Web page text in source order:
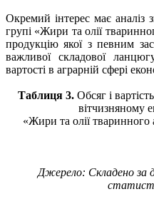
Окремий інтерес має аналіз
групі «Жири та олії
продукцію якої з певним
важливої складової
вартості в аграрній сфері
Таблиця 3. Обсяг і
вітчизняному
«Жири та олії
Джерело: Складено за